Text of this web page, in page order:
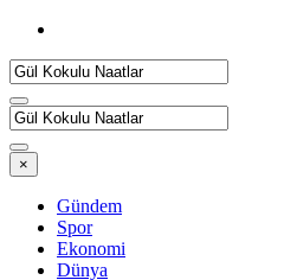
×
Gündem
Spor
Ekonomi
Dünya